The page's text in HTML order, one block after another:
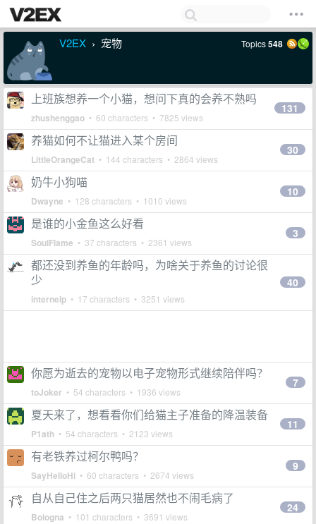
V2EX › 宠物 Topics548
上班族想养一个小猫，想问下真的会养不熟吗
zhushenggao • 60 characters • 7825 views
131
养猫如何不让猫进入某个房间
LittleOrangeCat • 144 characters • 2864 views
30
奶牛小狗喵
Dwayne • 128 characters • 1010 views
10
是谁的小金鱼这么好看
SoulFlame • 37 characters • 2361 views
3
都还没到养鱼的年龄吗，为啥关于养鱼的讨论很
少
internelp • 17 characters • 3251 views
40
你愿为逝去的宠物以电子宠物形式继续陪伴吗？
toJoker • 54 characters • 1936 views
7
夏天来了，想看看你们给猫主子准备的降温装备
P1ath • 54 characters • 2123 views
11
有老铁养过柯尔鸭吗？
SayHelloHi • 60 characters • 2674 views
9
自从自己住之后两只猫居然也不闹毛病了
Bologna • 101 characters • 3691 views
24